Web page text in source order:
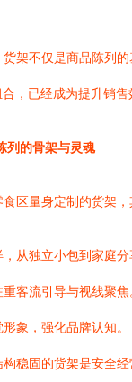
架不仅是商品陈列
，已经成为提升销售
列的骨架与灵魂
区量身定制的货架
，从独立小包到家庭
重客流引导与视线聚
象，强化品牌认知。
构稳固的货架是安全